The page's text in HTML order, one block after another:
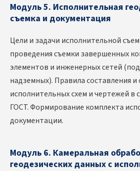
Модуль 5. Исполнительная
съемка и документация
Цели и задачи исполнительной
проведения съемки завершенных
элементов и инженерных сетей
надземных). Правила составления
исполнительных схем и чертежей в
ГОСТ. Формирование комплекта
документации.
Модуль 6. Камеральная
геодезических данных с